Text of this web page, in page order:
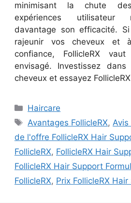
minimisant la chute
expériences utilisateur
davantage son efficacité.
rajeunir vos cheveux et
confiance, FollicleRX
envisagé. Investissez
cheveux et essayez
Categories
Haircare
Tags
Avantages FollicleRX,Avis
de l'offre FollicleRX Hair
FollicleRX, FollicleRX Hair
FollicleRX Hair Support
FollicleRX, Prix FollicleRX